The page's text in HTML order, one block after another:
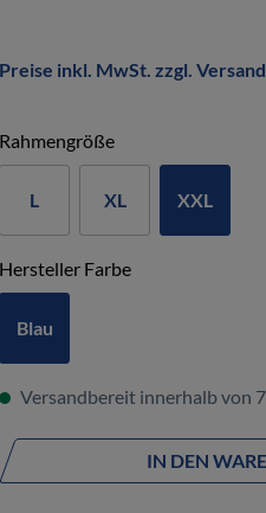
Preise inkl. MwSt. zzgl.
Rahmengrößeauswählen
L XL XXL
Hersteller Farbeauswählen
Blau
Versandbereit innerhalb von
IN DEN